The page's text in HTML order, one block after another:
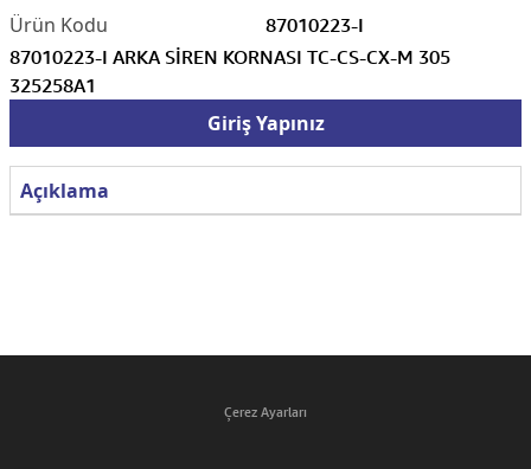
87010223-I
87010223-I ARKA SİREN KORNASI TC-CS-CX-M 305
325258A1
Giriş Yapınız
Açıklama
Çerez Ayarları